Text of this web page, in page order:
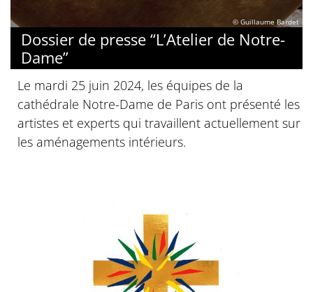
© Guillaume Bardet
Dossier de presse “L’Atelier de Notre-
Dame”
Le mardi 25 juin 2024, les équipes de la
cathédrale Notre-Dame de Paris ont présenté les
artistes et experts qui travaillent actuellement sur
les aménagements intérieurs.